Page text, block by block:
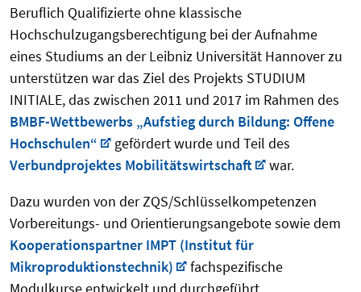
Beruflich Qualifizierte ohne klassische
Hochschulzugangsberechtigung bei der Aufnahme
eines Studiums an der Leibniz Universität Hannover zu
unterstützen war das Ziel des Projekts STUDIUM
INITIALE, das zwischen 2011 und 2017 im Rahmen des
BMBF-Wettbewerbs „Aufstieg durch Bildung: Offene
Hochschulen“
gefördert wurde und Teil des
Verbundprojektes Mobilitätswirtschaft
war.
Dazu wurden von der ZQS/Schlüsselkompetenzen
Vorbereitungs- und Orientierungsangebote sowie dem
Kooperationspartner IMPT (Institut für
Mikroproduktionstechnik)
fachspezifische